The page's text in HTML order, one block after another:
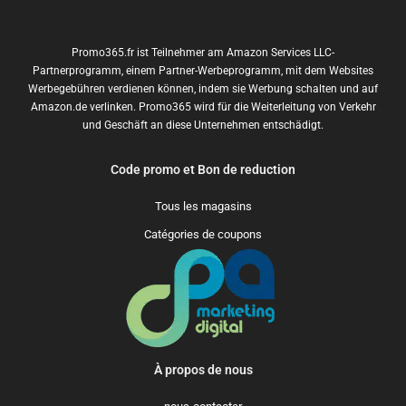
Promo365.fr ist Teilnehmer am Amazon Services LLC-
Partnerprogramm, einem Partner-Werbeprogramm, mit dem Websites
Werbegebühren verdienen können, indem sie Werbung schalten und auf
Amazon.de verlinken. Promo365 wird für die Weiterleitung von Verkehr
und Geschäft an diese Unternehmen entschädigt.
Code promo et Bon de reduction
Tous les magasins
Catégories de coupons
À propos de nous